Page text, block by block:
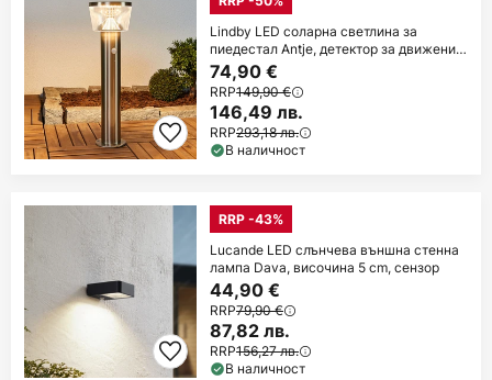
Lindby LED соларна светлина за
пиедестал Antje, детектор за движение,
IP44
74,90 €
RRP149,90 €
146,49 лв.
RRP293,18 лв.
В наличност
RRP -43%
Lucande LED слънчева външна стенна
лампа Dava, височина 5 cm, сензор
44,90 €
RRP79,90 €
87,82 лв.
RRP156,27 лв.
В наличност